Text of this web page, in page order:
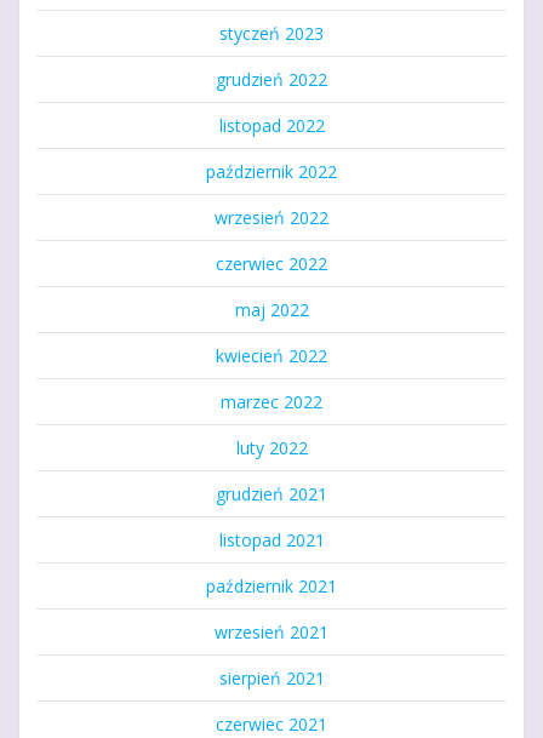
styczeń 2023
grudzień 2022
listopad 2022
październik 2022
wrzesień 2022
czerwiec 2022
maj 2022
kwiecień 2022
marzec 2022
luty 2022
grudzień 2021
listopad 2021
październik 2021
wrzesień 2021
sierpień 2021
czerwiec 2021